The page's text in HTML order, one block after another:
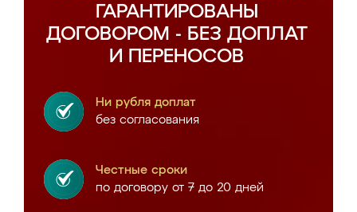
ГАРАНТИРОВАНЫ
ДОГОВОРОМ - БЕЗ ДОПЛАТ
И ПЕРЕНОСОВ
Ни рубля доплат
без согласования
Честные сроки
по договору от 7 до 20 дней